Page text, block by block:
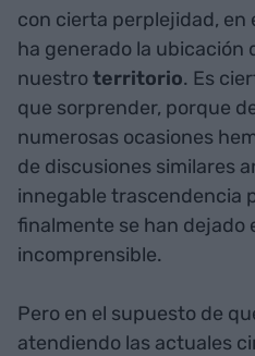
con cierta perplejidad, en
ha generado la ubicación
nuestroterritorio. Es
que sorprender, porque
numerosas ocasiones
de discusiones similares
innegable trascendencia
finalmente se han dejado
incomprensible.
Pero en el supuesto de
atendiendo las actuales